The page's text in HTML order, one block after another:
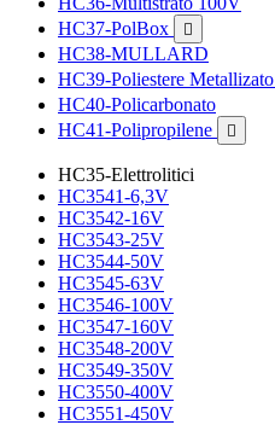
HC37-PolBox

HC38-MULLARD
HC39-Poliestere Metallizato
HC40-Policarbonato
HC41-Polipropilene

HC35-Elettrolitici
HC3541-6,3V
HC3542-16V
HC3543-25V
HC3544-50V
HC3545-63V
HC3546-100V
HC3547-160V
HC3548-200V
HC3549-350V
HC3550-400V
HC3551-450V